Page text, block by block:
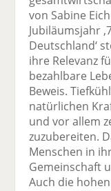
von Sabine
Jubiläumsjahr
Deutschland‘
ihre Relevanz
bezahlbare
Beweis.
natürlichen
und vor allem
zuzubereiten.
Menschen in
Gemeinschaft
Auch die